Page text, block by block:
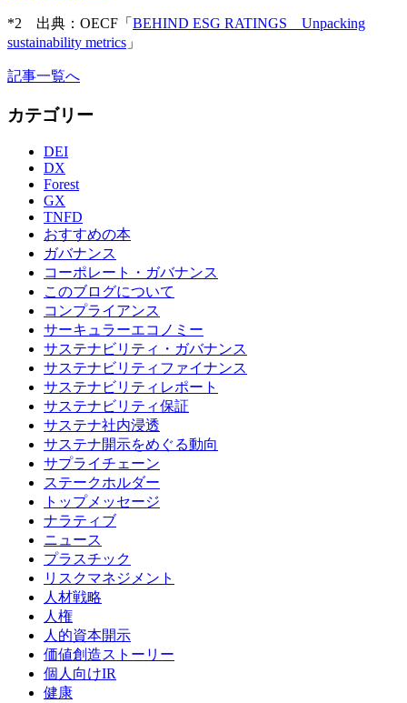
*2 出典：OECF「 BEHIND ESG RATINGS Unpacking
sustainability metrics 」
記事一覧へ
カテゴリー
DEI
DX
Forest
GX
TNFD
おすすめの本
ガバナンス
コーポレート・ガバナンス
このブログについて
コンプライアンス
サーキュラーエコノミー
サステナビリティ・ガバナンス
サステナビリティファイナンス
サステナビリティレポート
サステナビリティ保証
サステナ社内浸透
サステナ開示をめぐる動向
サプライチェーン
ステークホルダー
トップメッセージ
ナラティブ
ニュース
プラスチック
リスクマネジメント
人材戦略
人権
人的資本開示
価値創造ストーリー
個人向けIR
健康